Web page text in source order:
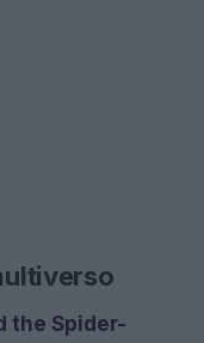
the Spider-